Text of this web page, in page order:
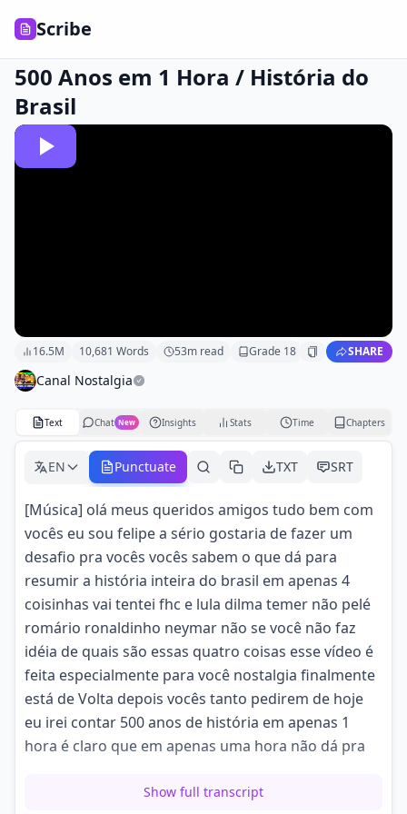
Scribe
500 Anos em 1 Hora / História do
Brasil
16.5M 10,681 Words 53m read Grade 18 SHARE
Canal Nostalgia
Text Chat New Insights Stats Time Chapters
EN Punctuate TXT SRT
[Música] olá meus queridos amigos tudo bem com
vocês eu sou felipe a sério gostaria de fazer um
desafio pra vocês vocês sabem o que dá para
resumir a história inteira do brasil em apenas 4
coisinhas vai tentei fhc e lula dilma temer não pelé
romário ronaldinho neymar não se você não faz
idéia de quais são essas quatro coisas esse vídeo é
feita especialmente para você nostalgia finalmente
está de Volta depois vocês tanto pedirem de hoje
eu irei contar 500 anos de história em apenas 1
hora é claro que em apenas uma hora não dá pra
que vou passar por todas as etapas dessa história
Show full transcript